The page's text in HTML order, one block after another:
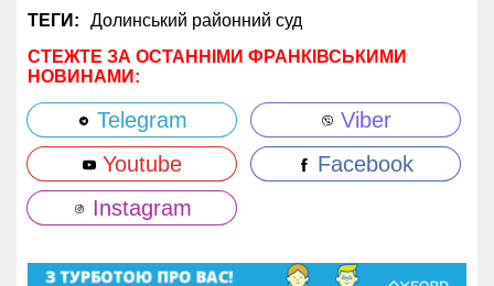
ТЕГИ:
Долинський районний суд
СТЕЖТЕ ЗА ОСТАННІМИ ФРАНКІВСЬКИМИ
НОВИНАМИ:
Telegram
Viber
Youtube
Facebook
Instagram